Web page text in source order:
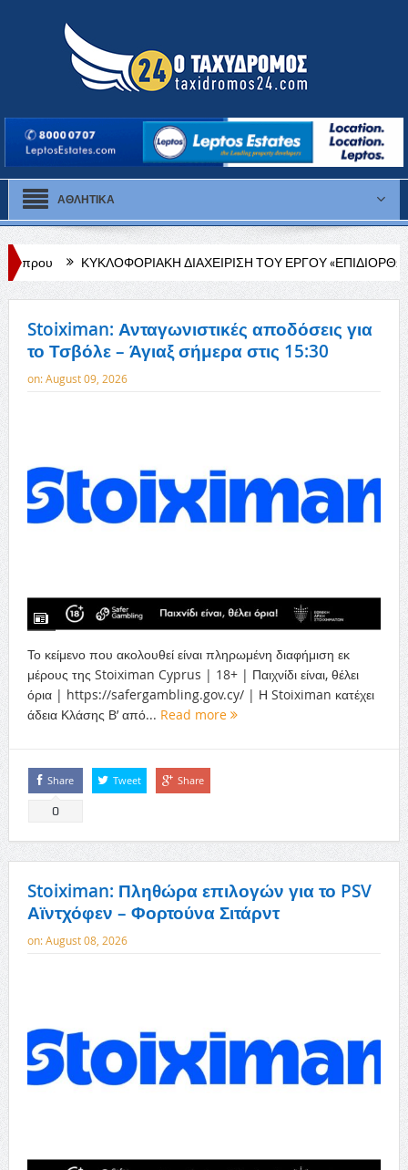
ΑΘΛΗΤΙΚΑ
ΔΙΑΧΕΙΡΙΣΗ ΤΟΥ ΕΡΓΟΥ «ΕΠΙΔΙΟΡΘΩΣΗ
Stoiximan: Ανταγωνιστικές αποδόσεις για
το Τσβόλε – Άγιαξ σήμερα στις 15:30
on:August 09, 2026
Το κείμενο που ακολουθεί είναι πληρωμένη διαφήμιση εκ
μέρους της Stoiximan Cyprus | 18+ | Παιχνίδι είναι, θέλει
όρια | https://safergambling.gov.cy/ | Η Stoiximan κατέχει
άδεια Κλάσης Β’ από... Read more
Share
0
Tweet Share
Stoiximan: Πληθώρα επιλογών για το PSV
Αϊντχόφεν – Φορτούνα Σιτάρντ
on:August 08, 2026